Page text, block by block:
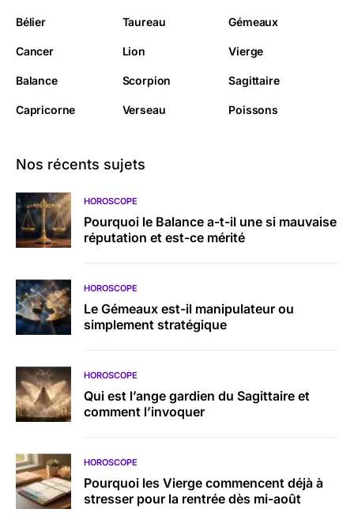
Bélier Taureau Gémeaux
Cancer Lion Vierge
Balance Scorpion Sagittaire
Capricorne Verseau Poissons
Nos récents sujets
HOROSCOPE
Pourquoi le Balance a-t-il une si mauvaise
réputation et est-ce mérité
HOROSCOPE
Le Gémeaux est-il manipulateur ou
simplement stratégique
HOROSCOPE
Qui est l’ange gardien du Sagittaire et
comment l’invoquer
HOROSCOPE
Pourquoi les Vierge commencent déjà à
stresser pour la rentrée dès mi-août